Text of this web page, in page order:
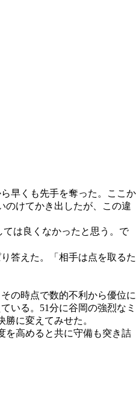
早くも先手を奪った。ここか
のけてかき出したが、この違
ては良くなかったと思う。で
答えた。「相手は点を取るた
の時点で数的不利から優位に
いる。51分に谷岡の強烈なミ
に変えてみせた。
を高めると共に守備も突き詰